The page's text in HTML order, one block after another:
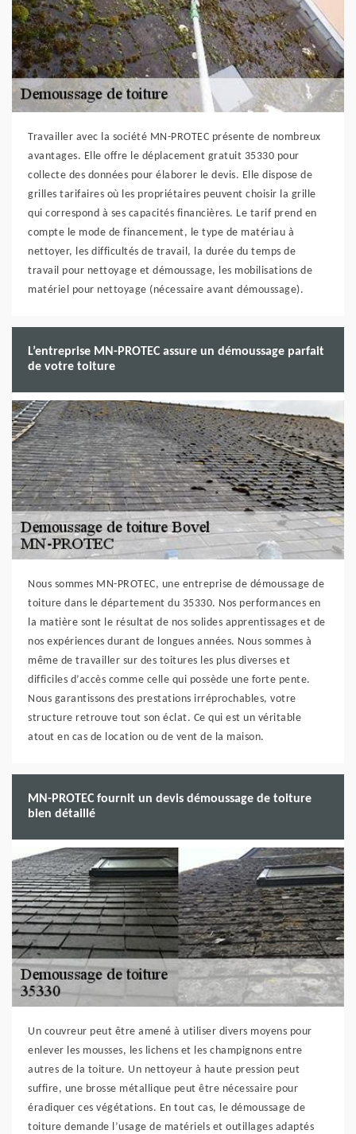
Travailler avec la société MN-PROTEC présente de nombreux
avantages. Elle offre le déplacement gratuit 35330 pour
collecte des données pour élaborer le devis. Elle dispose de
grilles tarifaires où les propriétaires peuvent choisir la grille
qui correspond à ses capacités financières. Le tarif prend en
compte le mode de financement, le type de matériau à
nettoyer, les difficultés de travail, la durée du temps de
travail pour nettoyage et démoussage, les mobilisations de
matériel pour nettoyage (nécessaire avant démoussage).
L’entreprise MN-PROTEC assure un démoussage parfait
de votre toiture
Nous sommes MN-PROTEC, une entreprise de démoussage de
toiture dans le département du 35330. Nos performances en
la matière sont le résultat de nos solides apprentissages et de
nos expériences durant de longues années. Nous sommes à
même de travailler sur des toitures les plus diverses et
difficiles d’accès comme celle qui possède une forte pente.
Nous garantissons des prestations irréprochables, votre
structure retrouve tout son éclat. Ce qui est un véritable
atout en cas de location ou de vent de la maison.
MN-PROTEC fournit un devis démoussage de toiture
bien détaillé
Un couvreur peut être amené à utiliser divers moyens pour
enlever les mousses, les lichens et les champignons entre
autres de la toiture. Un nettoyeur à haute pression peut
suffire, une brosse métallique peut être nécessaire pour
éradiquer ces végétations. En tout cas, le démoussage de
toiture demande l’usage de matériels et outillages adaptés